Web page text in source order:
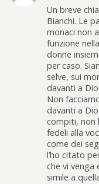
Un breve
Bianchi. Le
monaci non
funzione
donne
per caso.
selve, sui
davanti a
Non
davanti a
compiti, non
fedeli alla
come dei
l’ho citato
che vi venga
simile a